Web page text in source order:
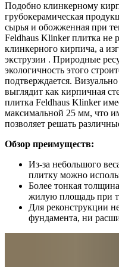
Подобно клинкерному
грубокерамическая
сырья и обожженная при
Feldhaus Klinker плитка не
клинкерного кирпича, а
экструзии . Природные
экологичность этого
подтверждается.
выглядит как кирпичная
плитка Feldhaus Klinker
максимальной 25 мм, что
позволяет решать
Обзор преимуществ:
Из-за небольшого
плитку можно
Более тонкая
жилую площадь при
Для реконструкции
фундамента, ни